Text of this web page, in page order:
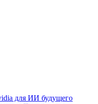
для ИИ будущего